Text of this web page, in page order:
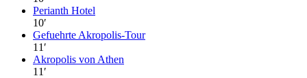
Perianth Hotel
10′
Gefuehrte Akropolis-Tour
11′
Akropolis von Athen
11′